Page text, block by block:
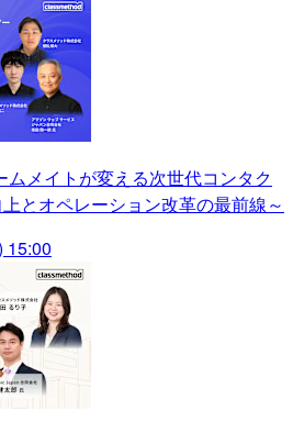
ムメイトが変える次世代コンタク
とオペレーション改革の最前線～
15:00